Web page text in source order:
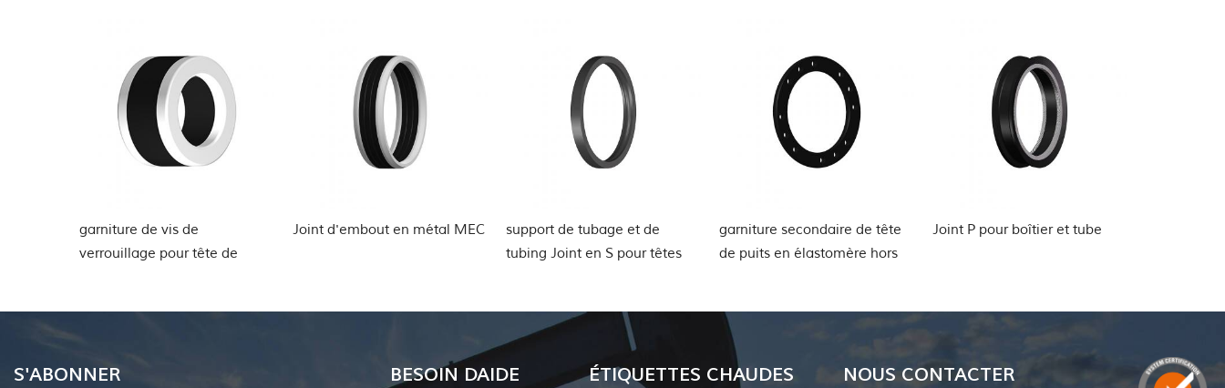
Joint d'embout en métal MEC
support de tubage et de
tubing Joint en S pour têtes
garniture secondaire de tête
de puits en élastomère hors
Joint P pour boîtier et tube
tête de tubage et support de
S'ABONNER BESOIN DAIDE ÉTIQUETTES CHAUDES NOUS CONTACTER